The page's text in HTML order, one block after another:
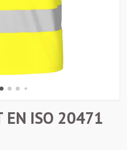
EN ISO 20471